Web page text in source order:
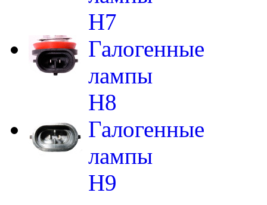
H7
Галогенные
лампы
H8
Галогенные
лампы
H9